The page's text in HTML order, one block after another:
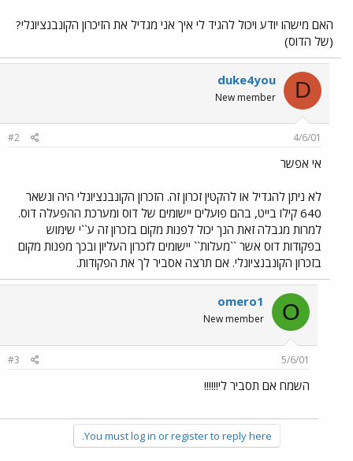
האם מישהו יודע ויכול להגיד לי איך אני מגדיל את הזיכרון הקונבנציונלי?
(של הדוס)
D
duke4you
New member
4/6/01
#2
אי אפשר
לא ניתן להגדיל או להקטין זכרון זה. הזכרון הקונבנציונלי היה ונשאר
640 קילו בייט, בהם פועלים יישומים של דוס ומערכת ההפעלה דוס.
למרות מגבלה זאת הנך יכול לפנות מקום בזכרון זה ע``י שימוש
בפקודות דוס אשר ``מעלות`` יישומים לזכרון העליון ובכך מפנות מקום
בזכרון הקונבנציונלי. אם תרצה אסביר לך את הפקודות.
O
omero1
New member
5/6/01
#3
השמח אם תסביר לי!!!!!!
You must log in or register to reply here.